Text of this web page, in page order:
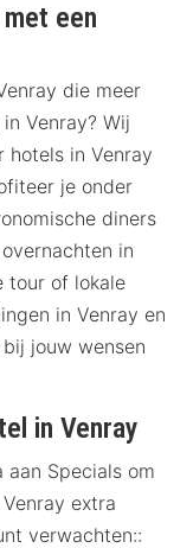
een
die meer
Venray? Wij
hotels in Venray
je onder
diners
in
tour of lokale
in Venray en
jouw wensen
in Venray
Specials om
extra
verwachten::